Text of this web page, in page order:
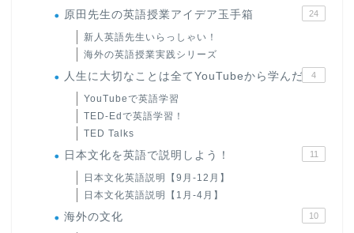
原田先生の英語授業アイデア玉手箱 24
新人英語先生いらっしゃい！
海外の英語授業実践シリーズ
人生に大切なことは全てYouTubeから学んだ 4
YouTubeで英語学習
TED-Edで英語学習！
TED Talks
日本文化を英語で説明しよう！ 11
日本文化英語説明【9月-12月】
日本文化英語説明【1月-4月】
海外の文化 10